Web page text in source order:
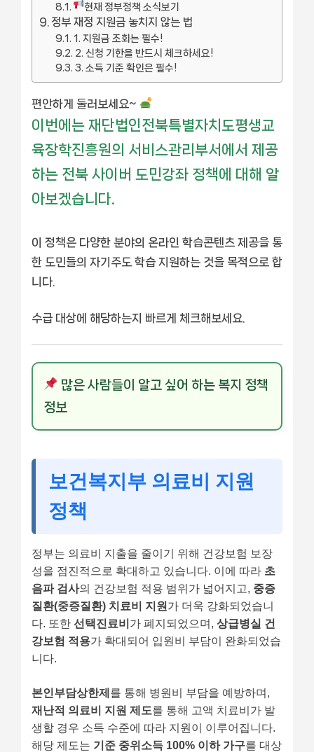
현재 정부정책 소식보기
정부 재정 지원금 놓치지 않는 법
1. 지원금 조회는 필수!
2. 신청 기한을 반드시 체크하세요!
3. 소득 기준 확인은 필수!
편안하게 둘러보세요~
이번에는 재단법인전북특별자치도평생교
육장학진흥원의 서비스관리부서에서 제공
하는 전북 사이버 도민강좌 정책에 대해 알
아보겠습니다.
이 정책은 다양한 분야의 온라인 학습콘텐츠 제공을 통
한 도민들의 자기주도 학습 지원하는 것을 목적으로 합
니다.
수급 대상에 해당하는지 빠르게 체크해보세요.
많은 사람들이 알고 싶어 하는 복지 정책
정보
보건복지부 의료비 지원
정책
정부는 의료비 지출을 줄이기 위해 건강보험 보장
성을 점진적으로 확대하고 있습니다. 이에 따라 초
음파 검사의 건강보험 적용 범위가 넓어지고, 중증
질환(중증질환) 치료비 지원 가 더욱 강화되었습니
다. 또한 선택진료비 가 폐지되었으며, 상급병실 건
강보험 적용가 확대되어 입원비 부담이 완화되었습
니다.
본인부담상한제 를 통해 병원비 부담을 예방하며,
재난적 의료비 지원 제도를 통해 고액 치료비가 발
생할 경우 소득 수준에 따라 지원이 이루어집니다.
해당 제도는 기준 중위소득 100% 이하 가구를 대상